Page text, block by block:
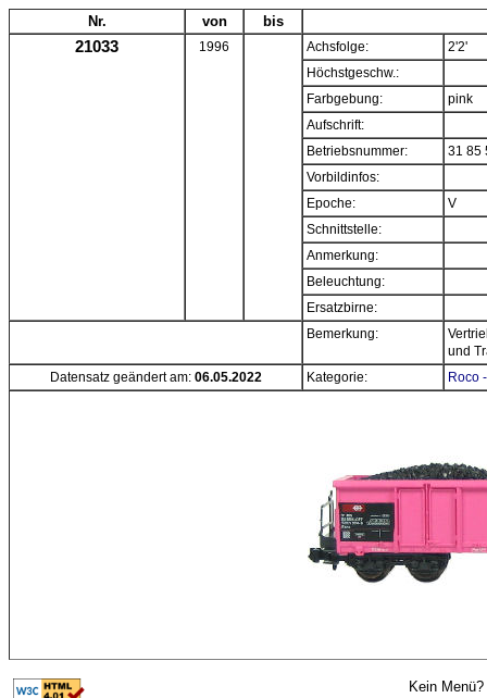
Nr. von bis
21033 1996 Achsfolge:
2'2'
Höchstgeschw.:
Farbgebung:
pink
Aufschrift:
Betriebsnummer:
31 85
Vorbildinfos:
Epoche:
V
Schnittstelle:
Anmerkung:
Beleuchtung:
Ersatzbirne:
Bemerkung:
und
Datensatz geändert am: 06.05.2022 Kategorie: Roco
Kein